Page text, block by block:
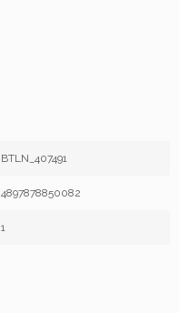
BTLN_407491
4897878850082
1